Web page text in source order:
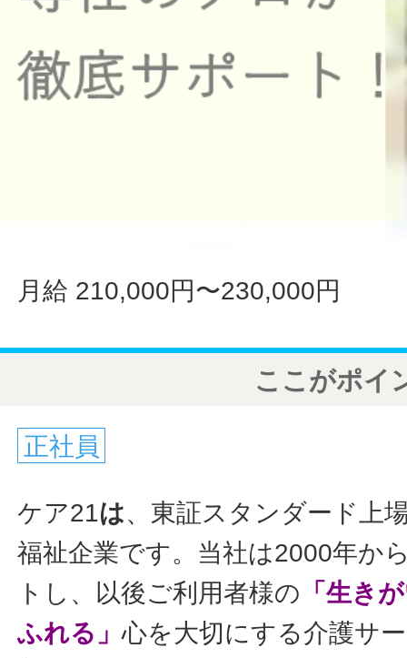
月給 210,000円〜230,000円
ここがポイ
正社員
ケア21は、東証スタンダード上
福祉企業です。当社は2000年か
トし、以後ご利用者様の 「生き
ふれる」心を大切にする介護サ